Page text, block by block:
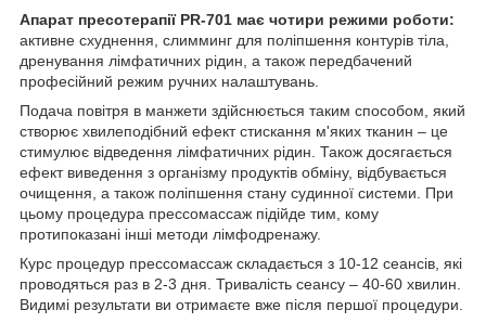
Апарат пресотерапії PR-701 має чотири режими роботи:
активне схуднення, слимминг для поліпшення контурів тіла,
дренування лімфатичних рідин, а також передбачений
професійний режим ручних налаштувань.
Подача повітря в манжети здійснюється таким способом, який
створює хвилеподібний ефект стискання м'яких тканин – це
стимулює відведення лімфатичних рідин. Також досягається
ефект виведення з організму продуктів обміну, відбувається
очищення, а також поліпшення стану судинної системи. При
цьому процедура прессомассаж підійде тим, кому
протипоказані інші методи лімфодренажу.
Курс процедур прессомассаж складається з 10-12 сеансів, які
проводяться раз в 2-3 дня. Тривалість сеансу – 40-60 хвилин.
Видимі результати ви отримаєте вже після першої процедури.